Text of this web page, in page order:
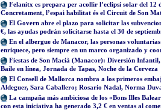
Felanitx es prepara per acollir l’eclipsi solar del 12
Concretament, l’espai habilitat és el Circuit de Son
El Govern abre el plazo para solicitar las
€, las ayudas podrán solicitarse hasta el 30 de
En el albergue de Manacor, las personas
enriquece, pero siempre en un marco organizado y
Fiestas de Son Macià (Manacor): Diversión
Baile en línea, Jornada de Tapas, Noche de la Cerveza
El Consell de Mallorca nombra a los primeros
Aldeguer, Sara Caballero; Rosario Nadal, Norma
La campaña más ambiciosa de los «Bons Illes
con esta iniciativa ha generado 3,2 € en ventas al